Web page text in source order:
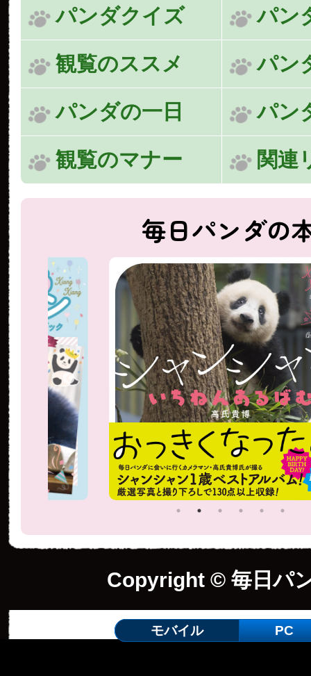
パンダクイズ パン
観覧のススメ パン
パンダの一日 パン
観覧のマナー 関連
毎日パンダの
Copyright © 毎日パ
モバイル PC